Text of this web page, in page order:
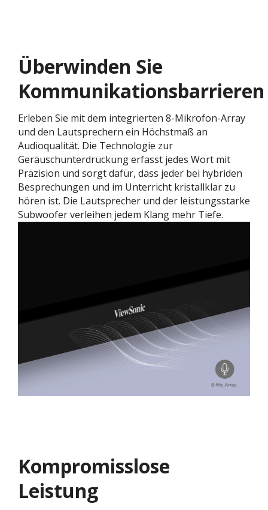
Überwinden Sie
Kommunikationsbarrieren
Erleben Sie mit dem integrierten 8-Mikrofon-Array
und den Lautsprechern ein Höchstmaß an
Audioqualität. Die Technologie zur
Geräuschunterdrückung erfasst jedes Wort mit
Präzision und sorgt dafür, dass jeder bei hybriden
Besprechungen und im Unterricht kristallklar zu
hören ist. Die Lautsprecher und der leistungsstarke
Subwoofer verleihen jedem Klang mehr Tiefe.
Kompromisslose
Leistung